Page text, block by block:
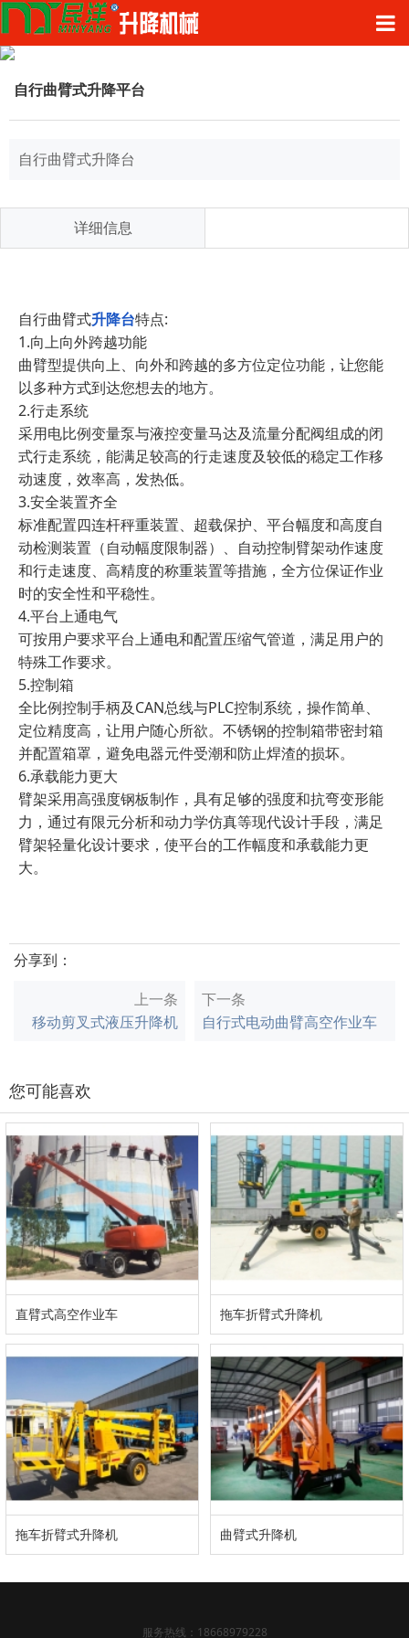
自行曲臂式升降平台
自行曲臂式升降台
详细信息
自行曲臂式升降台特点:
1.向上向外跨越功能
曲臂型提供向上、向外和跨越的多方位定位功能，让您能
以多种方式到达您想去的地方。
2.行走系统
采用电比例变量泵与液控变量马达及流量分配阀组成的闭
式行走系统，能满足较高的行走速度及较低的稳定工作移
动速度，效率高，发热低。
3.安全装置齐全
标准配置四连杆秤重装置、超载保护、平台幅度和高度自
动检测装置（自动幅度限制器）、自动控制臂架动作速度
和行走速度、高精度的称重装置等措施，全方位保证作业
时的安全性和平稳性。
4.平台上通电气
可按用户要求平台上通电和配置压缩气管道，满足用户的
特殊工作要求。
5.控制箱
全比例控制手柄及CAN总线与PLC控制系统，操作简单、
定位精度高，让用户随心所欲。不锈钢的控制箱带密封箱
并配置箱罩，避免电器元件受潮和防止焊渣的损坏。
6.承载能力更大
臂架采用高强度钢板制作，具有足够的强度和抗弯变形能
力，通过有限元分析和动力学仿真等现代设计手段，满足
臂架轻量化设计要求，使平台的工作幅度和承载能力更
大。
分享到：
上一条
移动剪叉式液压升降机
下一条
自行式电动曲臂高空作业车
您可能喜欢
直臂式高空作业车 拖车折臂式升降机
拖车折臂式升降机 曲臂式升降机
服务热线：18668979228